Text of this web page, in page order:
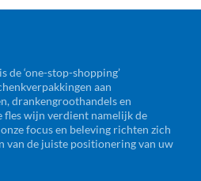
de ‘one-stop-shopping’
aan
drankengroothandels en
fles wijn verdient namelijk de
focus en beleving richten zich
van de juiste positionering van uw